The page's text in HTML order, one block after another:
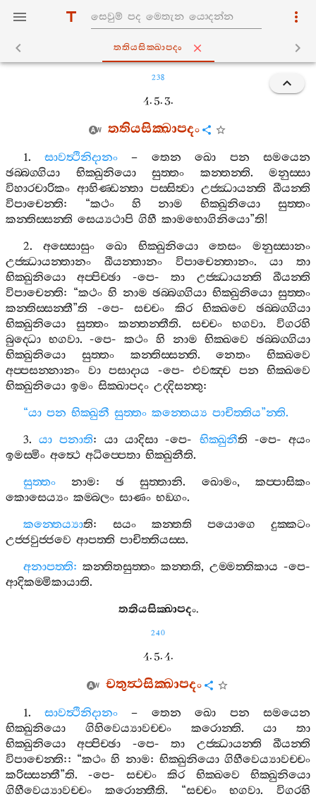
තතියසික‍්ඛාපදං
238
4. 5. 3.
තතියසික‍්ඛාපදං
1.සාවත්‍ථිනිදානං – තෙන ඛො පන
සමයෙන
ඡබ‍්බග‍්ගියා
භික‍්ඛුනියො සුත‍්තං කන‍්තන‍්ති. මනුස‍්සා
විහාරචාරිකං ආහිණ‍්ඩන‍්තා පස‍්සිත්‍වා උජ‍්ඣායන‍්ති ඛීයන‍්ති
විපාචෙන‍්ති: “කථං හි නාම භික‍්ඛුනියො
සුත‍්තං
කන‍්තිස‍්සන‍්ති සෙය්‍යථාපි ගිහී කාමභොගිනියො”ති!
2.අස‍්සොසුං ඛො භික‍්ඛුනියො තෙසං
මනුස‍්සානං
උජ‍්ඣායන‍්තානං
ඛීයන‍්තානං විපාචෙන‍්තානං.යා
තා
භික‍්ඛුනියො
අප‍්පිච‍්ඡා -පෙ-තා උජ‍්ඣායන‍්ති
ඛීයන‍්ති
විපාචෙන‍්ති: “කථං හි නාම ඡබ‍්බග‍්ගියා භික‍්ඛුනියො සුත‍්තං
කන‍්තිස‍්සන‍්තී”ති -පෙ-සච‍්චං කිර භික‍්ඛවෙ
ඡබ‍්බග‍්ගියා
භික‍්ඛුනියො
සුත‍්තං කන‍්තන‍්තීති. සච‍්චං භගවා.විගරහි
බුද‍්ධො භගවා. -පෙ-කථං හි නාම භික‍්ඛවෙ
ඡබ‍්බග‍්ගියා
භික‍්ඛුනියො
සුත‍්තං කන‍්තිස‍්සන‍්ති.නෙතං
භික‍්ඛවෙ
අප‍්පසන‍්නානං
වා පසාදාය -පෙ- එවඤ‍්ච පන
භික‍්ඛවෙ
භික‍්ඛුනියො ඉමං සික‍්ඛාපදං උද‍්දිසන‍්තු:
“යා පන භික‍්ඛුනී සුත‍්තං කන‍්තෙය්‍ය පාචිත‍්තිය”න‍්ති.
3. යා පනාති:යා යාදිසා -පෙ- භික‍්ඛුනීති -පෙ- අයං
ඉමස‍්මිං අත්‍ථෙ අධිප‍්පෙතා භික‍්ඛුනීති.
සුත‍්තං
නාම:ඡ සුත‍්තානි. ඛොමං,කප‍්පාසිකං
කොසෙය්‍යං කම‍්බලං සාණං භඞ‍්ගං.
කන‍්තෙය්‍යාති: සයං කන‍්තති පයොගෙ
දුක‍්කටං
උජ‍්ජවුජ‍්ජවෙ ආපත‍්ති පාචිත‍්තියස‍්ස.
අනාපත‍්ති: කන‍්තිතසුත‍්තං කන‍්තති,උම‍්මත‍්තිකාය -පෙ-
ආදිකම‍්මිකායාති.
තතියසික‍්ඛාපදං.
240
4. 5. 4.
චතුත්‍ථසික‍්ඛාපදං
1.සාවත්‍ථිනිදානං – තෙන ඛො පන
සමයෙන
භික‍්ඛුනියො
ගිහිවෙය්‍යාවච‍්චං කරොන‍්ති.යා
තා
භික‍්ඛුනියො
අප‍්පිච‍්ඡා -පෙ-තා උජ‍්ඣායන‍්ති
ඛීයන‍්ති
විපාචෙන‍්ති:: “කථං හි නාම: භික‍්ඛුනියො ගිහීවෙය්‍යාවච‍්චං
කරිස‍්සන‍්තී”ති. -පෙ- සච‍්චං කිර භික‍්ඛවෙ
භික‍්ඛුනියො
ගිහීවෙය්‍යාවච‍්චං
කරොන‍්තීති. “සච‍්චං භගවා. විගරහි